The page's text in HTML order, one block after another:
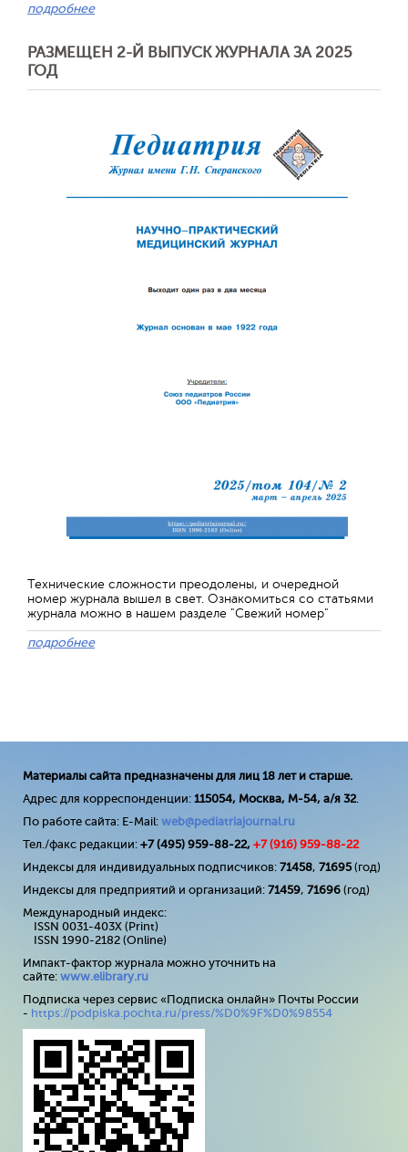
подробнее
РАЗМЕЩЕН 2-Й ВЫПУСК ЖУРНАЛА ЗА 2025
ГОД
Технические сложности преодолены, и очередной
номер журнала вышел в свет. Ознакомиться со статьями
журнала можно в нашем разделе "Свежий номер"
подробнее
Материалы сайта предназначены для лиц 18 лет и старше.
Адрес для корреспонденции: 115054, Москва, М-54, а/я 32.
По работе сайта: E-Mail: web@pediatriajournal.ru
Тел./факс редакции: +7 (495) 959-88-22, +7 (916) 959-88-22
Индексы для индивидуальных подписчиков: 71458, 71695(год)
Индексы для предприятий и организаций: 71459, 71696 (год)
Международный индекс:
ISSN 0031-403X (Print)
ISSN 1990-2182 (Online)
Импакт-фактор журнала можно уточнить на
сайте: www.elibrary.ru
Подписка через сервис «Подписка онлайн» Почты России
- https://podpiska.pochta.ru/press/%D0%9F%D0%98554